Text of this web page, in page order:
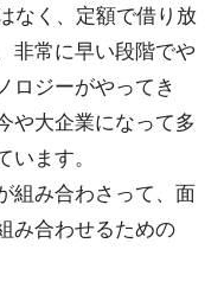
なく、定額で借り放
非常に早い段階でや
ロジーがやってき
や大企業になって多
います。
組み合わさって、面
み合わせるための